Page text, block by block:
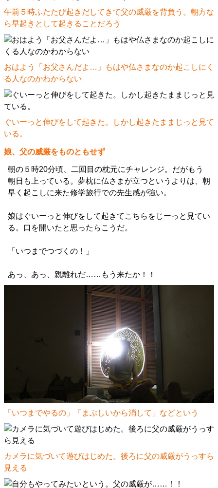
午前５時ふたたび起きだしてきて父の威厳を背負う。朝方な
ら早起きとして起きることだろう
おはよう「お父さんだよ…」もはや仏さまなのか起こしにく
る人なのかわからない
ぐいーっと伸びをして起きた。しかし起きたままじっと見て
いる。
娘、父の威厳をものともせず
朝の５時20分頃、二回目の枕元にチャレンジ。だがもう
朝日も上っている。夢枕に仏さまが立つというよりは、朝
早く起こしに来た修学旅行での先生感が強い。
娘はぐいーっと伸びをして起きてこちらをじーっと見てい
る。口を開いたと思ったらこうだ。
「いつまでつづくの！」
あっ、あっ、親離れだ……もう来たか！！
「いつまでやるの」「まぶしいから消して」などという
カメラに気づいて遊びはじめた。後ろに父の威厳がうっすら
見える